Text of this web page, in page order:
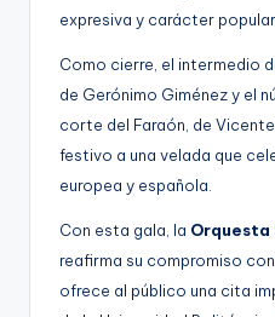
expresiva y carácter popular.
Como cierre, el intermedio
de Gerónimo Giménez y el
corte del Faraón, de
festivo a una velada que
europea y española.
Con esta gala, la Orquesta
reafirma su compromiso
ofrece al público una cita